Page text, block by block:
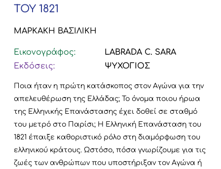
ΤΟΥ 1821
ΜΑΡΚΑΚΗ ΒΑΣΙΛΙΚΗ
Εικονογράφος:
LABRADA C. SARA
Εκδόσεις:
ΨΥΧΟΓΙΟΣ
Ποια ήταν η πρώτη κατάσκοπος στον Αγώνα για την
απελευθέρωση της Ελλάδας; Το όνομα ποιου ήρωα
της Ελληνικής Επανάστασης έχει δοθεί σε σταθμό
του μετρό στο Παρίσι; Η Ελληνική Επανάσταση του
1821 έπαιξε καθοριστικό ρόλο στη διαμόρφωση του
ελληνικού κράτους. Ωστόσο, πόσα γνωρίζουμε για τις
ζωές των ανθρώπων που υποστήριξαν τον Αγώνα ή